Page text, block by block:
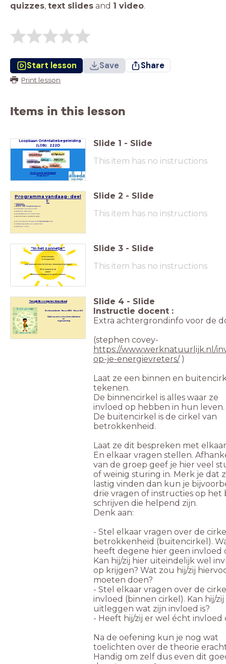
quizzes, text slides and 1 video.
Start lesson Save Share
Print lesson
Items in this lesson
Les 6: week van 14 maart
Semester 1
Loopbaan Oriëntatiebegeleiding
(LOB) 222D
Slide 1 - Slide
This item has no instructions
Programma vandaag- deel
1:
Algemeen:
Welkom, AWR, terugblik vorige les
Inchecken- hoe zit je er bij?
Lesdoelen -deze week
Aanwezigheid- tot 11 maart 2022
Mededelingen/ praktische zaken
Aan de slag met de klas- de in het zonnetje slide
Zelfstandig werken aan opdrachten
Lesdoelen- check
Slide 2 - Slide
This item has no instructions
''In het zonnetje''
In het zonnetje:
Je klasgenoten!
Jarig, getrouwd, extra lief zijn voor, iemand goed geholpen?
Wil je iemand op de
zetten?
Nomineer je klasgenoot en geef je redenen
Slide 3 - Slide
This item has no instructions
Terugblik vorige les: klassikaal
Motievenreflectie - Keuze MBO - Keuze MZ
Cirkel van invloed en betrokkenheid
en
eigenaarschap
Slide 4 - Slide
Instructie docent :
Extra achtergrondinfo voor de
(stephen covey-
https://www.werknatuurlijk.nl/
op-je-energievreters/)
Laat ze een binnen en
tekenen.
De binnencirkel is alles waar ze
invloed op hebben in hun leven.
De buitencirkel is de cirkel van
betrokkenheid.
Laat ze dit bespreken met
En elkaar vragen stellen.
van de groep geef je hier veel
of weinig sturing in. Merk je dat
lastig vinden dan kun je
drie vragen of instructies op het
schrijven die helpend zijn.
Denk aan:
- Stel elkaar vragen over de
betrokkenheid (buitencirkel).
heeft degene hier geen invloed
Kan hij/zij hier uiteindelijk wel
op krijgen? Wat zou hij/zij
moeten doen?
- Stel elkaar vragen over de
invloed (binnen cirkel). Kan hij/zij
uitleggen wat zijn invloed is?
- Heeft hij/zij er wel écht invloed
Na de oefening kun je nog wat
toelichten over de theorie
Handig om zelf dus even dit